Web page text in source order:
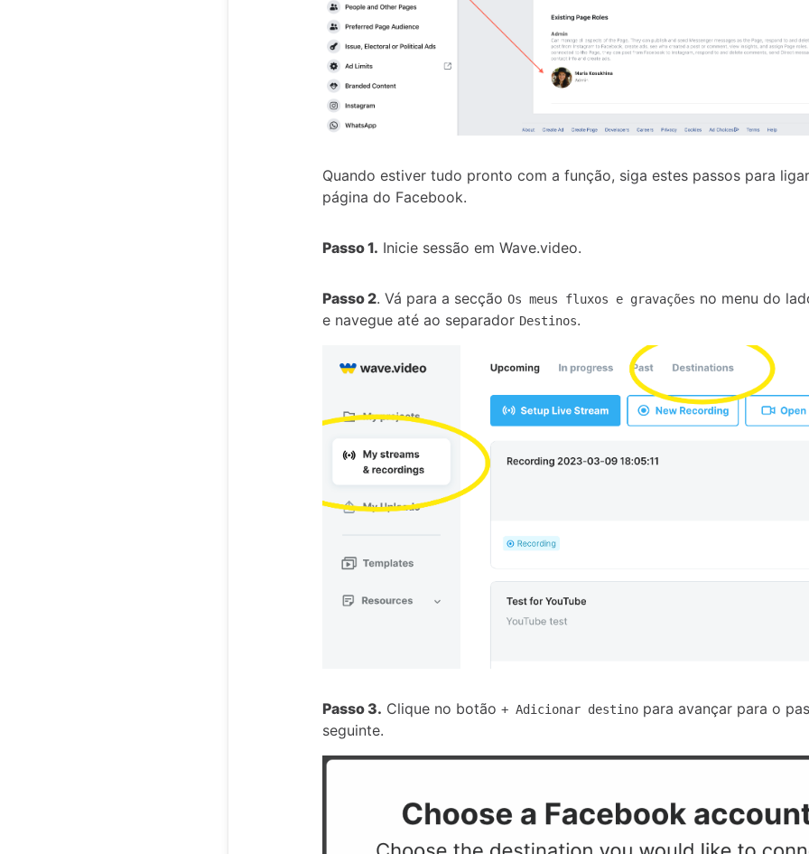
Quando estiver tudo pronto com a função, siga estes passos para
página do Facebook.
Passo 1. Inicie sessão em Wave.video.
Passo 2. Vá para a secção Os meus fluxos e gravações no menu do
e navegue até ao separador Destinos.
Passo 3. Clique no botão + Adicionar destino para avançar para o
seguinte.